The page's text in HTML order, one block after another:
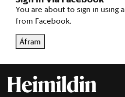
You are about to sign in using
from Facebook.
Áfram